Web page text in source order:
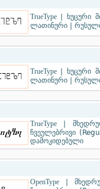
TrueType| ხუცური
ლათინური|
TrueType| ხუცური
ლათინური|
TrueType|
ჩვეულებრივი
დამოკიდებული
OpenType|